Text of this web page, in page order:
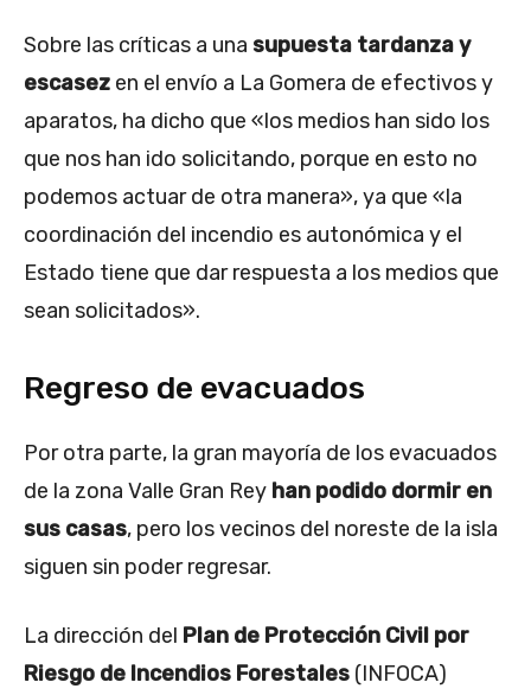
Sobre las críticas a una supuesta tardanza y
escasez en el envío a La Gomera de efectivos y
aparatos, ha dicho que «los medios han sido los
que nos han ido solicitando, porque en esto no
podemos actuar de otra manera», ya que «la
coordinación del incendio es autonómica y el
Estado tiene que dar respuesta a los medios que
sean solicitados».
Regreso de evacuados
Por otra parte, la gran mayoría de los evacuados
de la zona Valle Gran Rey han podido dormir en
sus casas, pero los vecinos del noreste de la isla
siguen sin poder regresar.
La dirección del Plan de Protección Civil por
Riesgo de Incendios Forestales (INFOCA)